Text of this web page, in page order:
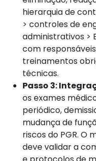
hierarquia de
> controles de
administrativos >
com
treinamentos
técnicas.
Passo 3:
os exames
periódico,
mudança de
riscos do PGR. O
deve validar a